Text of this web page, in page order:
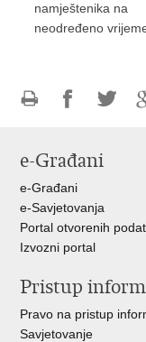
namještenika na
neodređeno
FacebookuTwitteru
e-Građani
e-Građani
e-Savjetovanja
Portal otvorenih
Izvozni portal
Pristup
Pravo na pristup
Savjetovanje